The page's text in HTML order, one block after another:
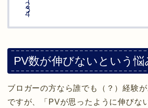
PV数が伸びないという悩
ブロガーの方なら誰でも（？）経験
ですが、「PVが思ったように伸びな